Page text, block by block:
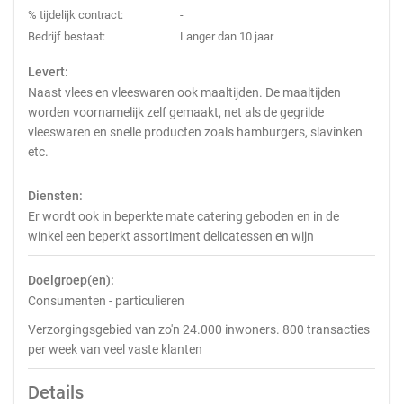
% tijdelijk contract:
-
Bedrijf bestaat:
Langer dan 10 jaar
Levert:
Naast vlees en vleeswaren ook maaltijden. De maaltijden
worden voornamelijk zelf gemaakt, net als de gegrilde
vleeswaren en snelle producten zoals hamburgers, slavinken
etc.
Diensten:
Er wordt ook in beperkte mate catering geboden en in de
winkel een beperkt assortiment delicatessen en wijn
Doelgroep(en):
Consumenten - particulieren
Verzorgingsgebied van zo'n 24.000 inwoners. 800 transacties
per week van veel vaste klanten
Details